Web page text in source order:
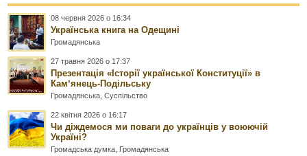
08 червня 2026 о 16:34
Українська книга на Одещині
Громадянська
27 травня 2026 о 17:37
Презентація «Історії української Конституції» в
Камʼянець-Подільську
Громадянська,Суспільство
22 квітня 2026 о 16:17
Чи діждемося ми поваги до українців у воюючій
Україні?
Громадська думка, Громадянська